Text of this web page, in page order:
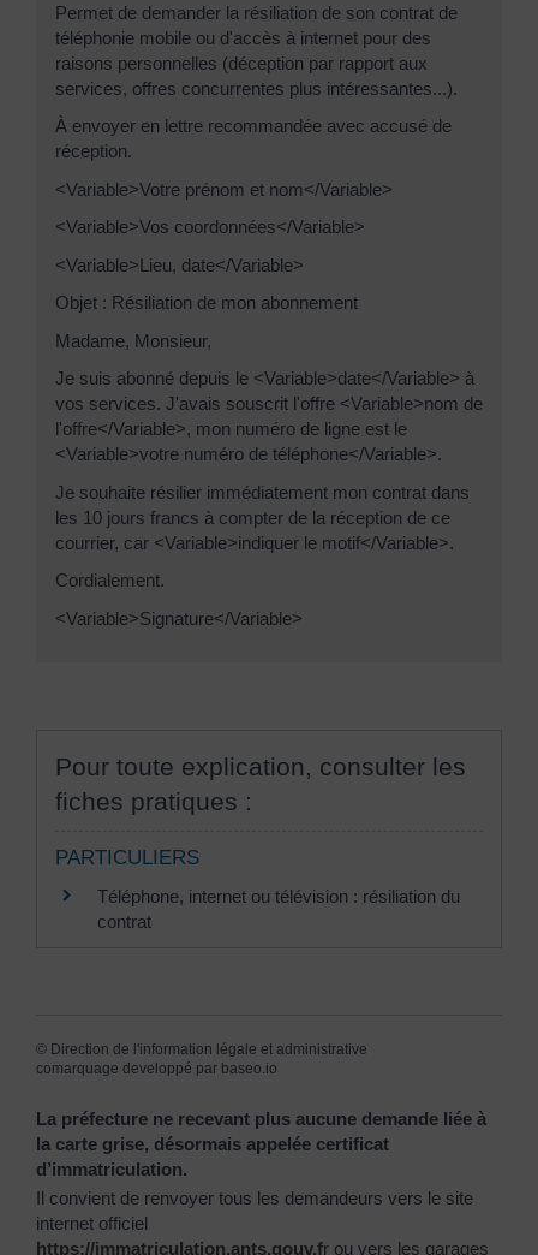
Permet de demander la résiliation de son contrat de
téléphonie mobile ou d'accès à internet pour des
raisons personnelles (déception par rapport aux
services, offres concurrentes plus intéressantes...).
À envoyer en lettre recommandée avec accusé de
réception.
<Variable>Votre prénom et nom</Variable>
<Variable>Vos coordonnées</Variable>
<Variable>Lieu, date</Variable>
Objet : Résiliation de mon abonnement
Madame, Monsieur,
Je suis abonné depuis le <Variable>date</Variable> à
vos services. J'avais souscrit l'offre <Variable>nom de
l'offre</Variable>, mon numéro de ligne est le
<Variable>votre numéro de téléphone</Variable>.
Je souhaite résilier immédiatement mon contrat dans
les 10 jours francs à compter de la réception de ce
courrier, car <Variable>indiquer le motif</Variable>.
Cordialement.
<Variable>Signature</Variable>
Pour toute explication, consulter les
fiches pratiques :
PARTICULIERS
Téléphone, internet ou télévision : résiliation du
contrat
© Direction de l'information légale et administrative
comarquage developpé par baseo.io
La préfecture ne recevant plus aucune demande liée à
la carte grise, désormais appelée certificat
d’immatriculation.
Il convient de renvoyer tous les demandeurs vers le site
internet officiel
https://immatriculation.ants.gouv.fr ou vers les garages